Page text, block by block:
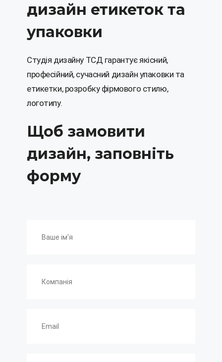
дизайн етикеток та
упаковки
Студія дизайну ТСД гарантує якісний,
професійний, сучасний дизайн упаковки та
етикетки, розробку фірмового стилю,
логотипу.
Щоб замовити
дизайн, заповніть
форму